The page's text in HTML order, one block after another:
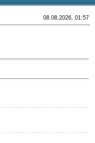
08.08.2026, 01:57